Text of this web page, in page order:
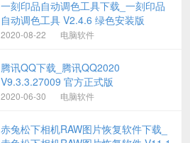
一刻印品自动调色工具下载_一刻印品
自动调色工具 V2.4.6 绿色安装版
2020-08-22 电脑软件
腾讯QQ下载_腾讯QQ2020
V9.3.3.27009 官方正式版
2020-06-30 电脑软件
赤兔松下相机RAW图片恢复软件下载_